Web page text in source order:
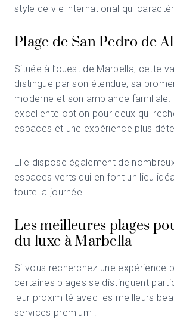
style de vie international qui
Plage de San Pedro de
Située à l’ouest de Marbella, cette
distingue par son étendue, sa
moderne et son ambiance familiale.
excellente option pour ceux qui
espaces et une expérience plus
Elle dispose également de
espaces verts qui en font un lieu
toute la journée.
Les meilleures plages
du luxe à Marbella
Si vous recherchez une expérience
certaines plages se distinguent
leur proximité avec les meilleurs
services premium :